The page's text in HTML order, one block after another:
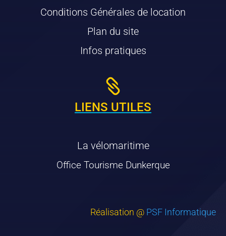
Conditions Générales de location
Plan du site
Infos pratiques

LIENS UTILES
La vélomaritime
Office Tourisme Dunkerque
Réalisation @ PSF Informatique